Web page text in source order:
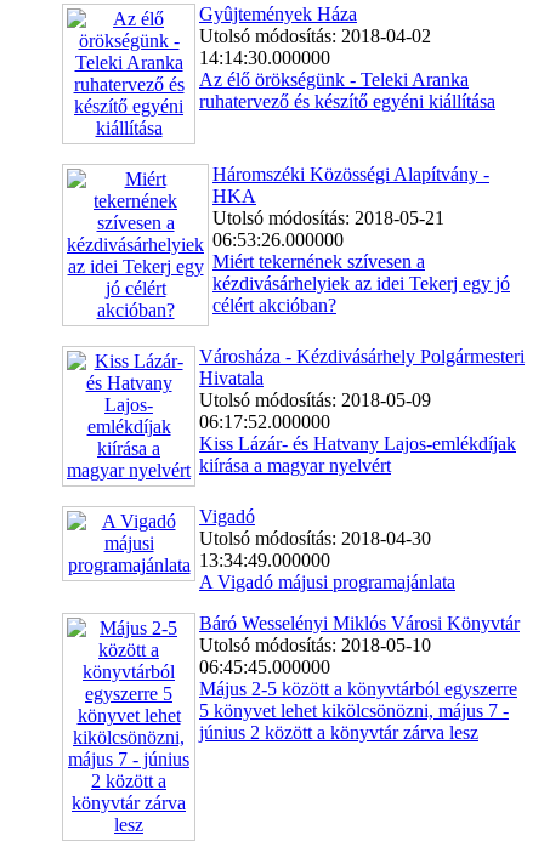
Gyûjtemények Háza
Utolsó módosítás: 2018-04-02
14:14:30.000000
Az élő örökségünk - Teleki Aranka
ruhatervező és készítő egyéni kiállítása
Háromszéki Közösségi Alapítvány -
HKA
Utolsó módosítás: 2018-05-21
06:53:26.000000
Miért tekernének szívesen a
kézdivásárhelyiek az idei Tekerj egy jó
célért akcióban?
Városháza - Kézdivásárhely Polgármesteri
Hivatala
Utolsó módosítás: 2018-05-09
06:17:52.000000
Kiss Lázár- és Hatvany Lajos-emlékdíjak
kiírása a magyar nyelvért
Vigadó
Utolsó módosítás: 2018-04-30
13:34:49.000000
A Vigadó májusi programajánlata
Báró Wesselényi Miklós Városi Könyvtár
Utolsó módosítás: 2018-05-10
06:45:45.000000
Május 2-5 között a könyvtárból egyszerre
5 könyvet lehet kikölcsönözni, május 7 -
június 2 között a könyvtár zárva lesz